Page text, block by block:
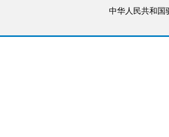
中华人民共和国